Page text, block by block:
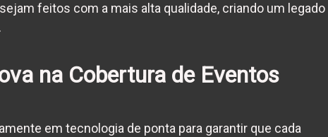
feitos com a mais alta qualidade, criando um legado
na Cobertura de Eventos
em tecnologia de ponta para garantir que cada